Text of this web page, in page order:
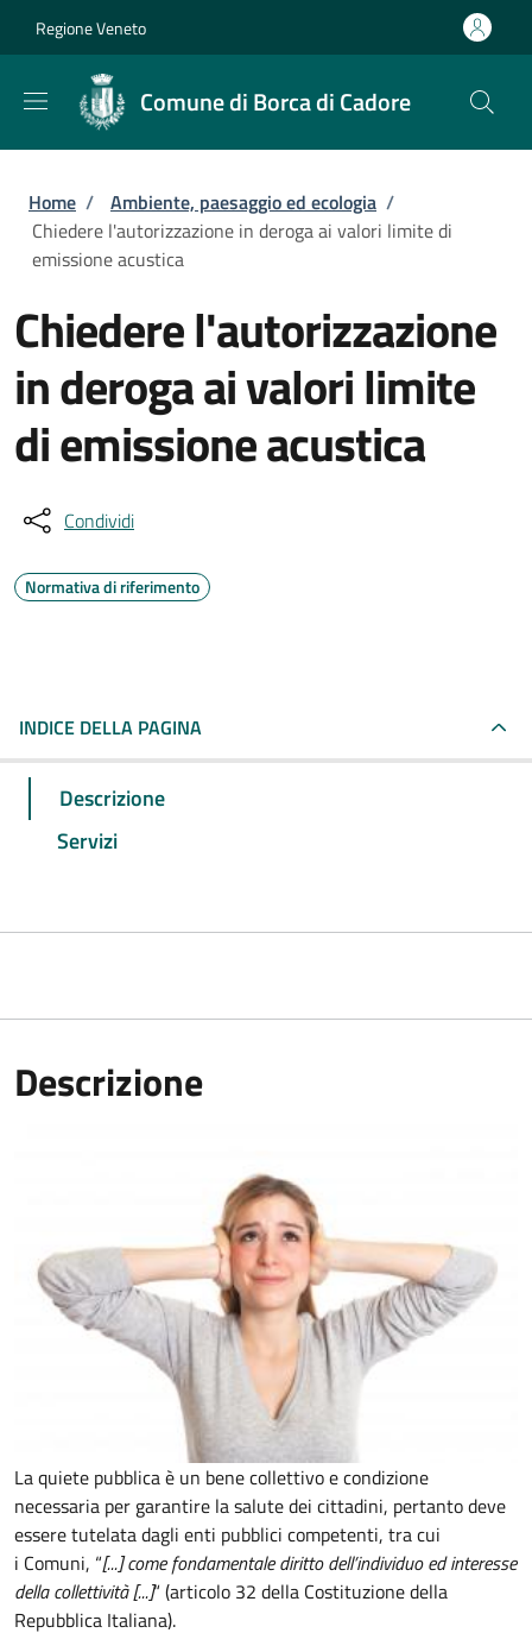
Regione Veneto
Comune di Borca di Cadore
Briciole di pane
Home / Ambiente, paesaggio ed ecologia /
Chiedere l'autorizzazione in deroga ai valori limite di
emissione acustica
Chiedere l'autorizzazione
in deroga ai valori limite
di emissione acustica
Condividi
Normativa di riferimento
INDICE DELLA PAGINA
Descrizione
Servizi
Descrizione
La quiete pubblica è un bene collettivo e condizione
necessaria per garantire la salute dei cittadini, pertanto deve
essere tutelata dagli enti pubblici competenti, tra cui
i Comuni, “[...] come fondamentale diritto dell’individuo ed interesse
della collettività [...]“ (articolo 32 della Costituzione della
Repubblica Italiana).